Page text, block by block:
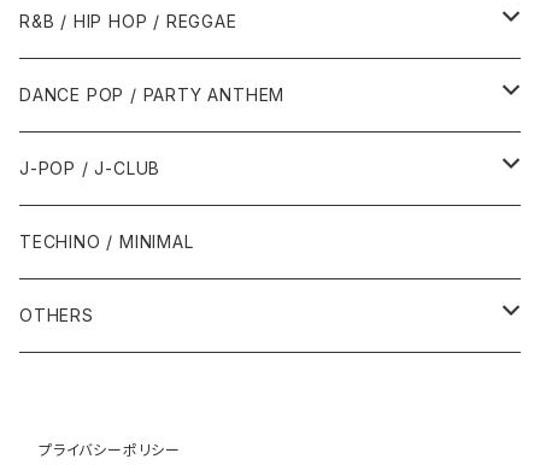
1991年
1995年
1996年
2000年
2001年
2005年
2010年代
2010年
2011年
1995年
1999年
2000年
2001年
2005年
1986年・以前
1987年
1990年代
1990年
1991年
2000年代
1990年代
1990年
1991年
2000年代
2000年
2001年
R&B / HIP HOP / REGGAE
1980年代
1985年・以前
1986年
1990年代
1990年
1991年
1993年
2000年代
2000年
2002年
DANCE POP / PARTY ANTHEM
1980年代
1988年・以前
1989年
1990年代
1990年
1992年
2000年代
2001年
J-POP / J-CLUB
1980年代
1990年代
1991年
2000年
TECHINO / MINIMAL
OTHERS
1985年・以前
1990年代
プライバシーポリシー